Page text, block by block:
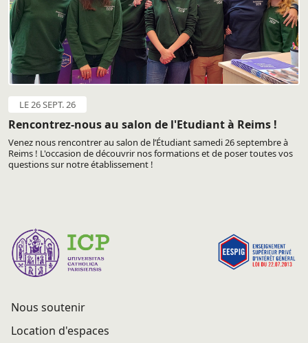
LE 26 SEPT. 26
Rencontrez-nous au salon de l'Etudiant à Reims !
Venez nous rencontrer au salon de l’Étudiant samedi 26 septembre à
Reims ! L'occasion de découvrir nos formations et de poser toutes vos
questions sur notre établissement !
Nous soutenir
Location d'espaces